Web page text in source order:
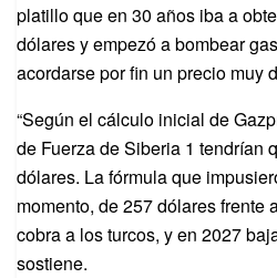
platillo que en 30 años iba a
dólares y empezó a bombear
acordarse por fin un precio muy
“Según el cálculo inicial de
de Fuerza de Siberia 1 tendrían
dólares. La fórmula que
momento, de 257 dólares frente
cobra a los turcos, y en 2027
sostiene.